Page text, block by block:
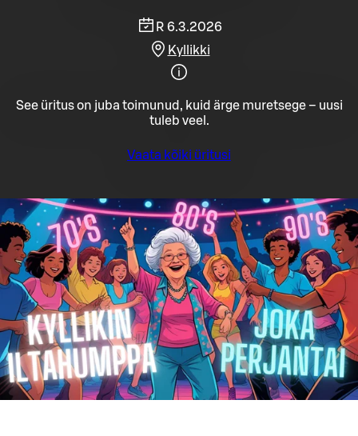
R 6.3.2026
Kyllikki
See üritus on juba toimunud, kuid ärge muretsege – uusi
tuleb veel.
Vaata kõiki üritusi